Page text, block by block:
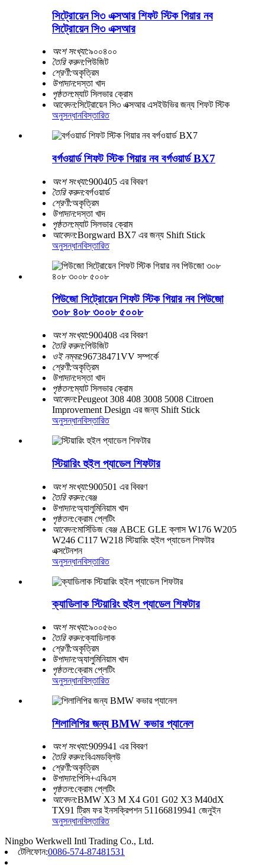
সিট্রোয়েন সি৩ এক্সআর শিফট স্টিক গিয়ার নব
সিট্রোয়েন সি৩ এক্সআর
অংশ সংখ্যা:৯০০৪০০
তৈরি করুন:পিউজিট
শ্রেণী:অকৃত্রিম
উপাদান:দস্তা খাদ
পৃষ্ঠতল:ম্যাট সিলভার ক্রোম
আবেদন:সিট্রোয়েন সি৩ এক্সআর এসইউভির জন্য শিফট স্টিক
অনুসন্ধানবিস্তারিত
বর্গওয়ার্ড শিফট স্টিক গিয়ার নব বর্গওয়ার্ড BX7
অংশ সংখ্যা:900405 এর বিবরণ
তৈরি করুন:বর্গওয়ার্ড
শ্রেণী:অকৃত্রিম
উপাদান:দস্তা খাদ
পৃষ্ঠতল:ম্যাট সিলভার ক্রোম
আবেদন:Borgward BX7 এর জন্য Shift Stick
অনুসন্ধানবিস্তারিত
পিউজো সিট্রোয়েন শিফট স্টিক গিয়ার নব পিউজো
৩০৮ ৪০৮ ৩০০৮ ৫০০৮
অংশ সংখ্যা:900408 এর বিবরণ
তৈরি করুন:পিউজিট
ওই নম্বর:96738471VV সম্পর্কে
শ্রেণী:অকৃত্রিম
উপাদান:দস্তা খাদ
পৃষ্ঠতল:ম্যাট সিলভার ক্রোম
আবেদন:Peugeot 308 408 3008 5008 Citroen
Improvement Design এর জন্য Shift Stick
অনুসন্ধানবিস্তারিত
স্টিয়ারিং হুইল প্যাডেল শিফটার
অংশ সংখ্যা:900501 এর বিবরণ
তৈরি করুন:বেঞ্জ
উপাদান:অ্যালুমিনিয়াম খাদ
পৃষ্ঠতল:ক্রোম প্লেটিং
আবেদন:মার্সিডিজ বেঞ্জ ABCE GLE ক্লাস W176 W205
W246 C117 W218 স্টিয়ারিং হুইল প্যাডেল শিফটার
এক্সটেনশন
অনুসন্ধানবিস্তারিত
ক্যাডিলাক স্টিয়ারিং হুইল প্যাডেল শিফটার
অংশ সংখ্যা:৯০০৫৬০
তৈরি করুন:ক্যাডিলাক
শ্রেণী:অকৃত্রিম
উপাদান:অ্যালুমিনিয়াম খাদ
পৃষ্ঠতল:ক্রোম প্লেটিং
অনুসন্ধানবিস্তারিত
শিলালিপির জন্য BMW কভার প্যানেল
অংশ সংখ্যা:909941 এর বিবরণ
তৈরি করুন:বিএমডব্লিউ
শ্রেণী:অকৃত্রিম
উপাদান:পিসি+এবিএস
পৃষ্ঠতল:ক্রোম প্লেটিং
আবেদন:BMW X3 M X4 G01 G02 X3 M40dX
TX91 ট্রিম ফর ইনসক্রিপশন 51166819941 জেনুইন
অনুসন্ধানবিস্তারিত
Ningbo Werkwell Intl Trading Co., Ltd.
টেলিফোন:0086-574-87481531